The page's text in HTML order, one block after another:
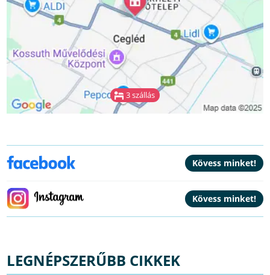
3 szállás
LEGNÉPSZERŰBB CIKKEK